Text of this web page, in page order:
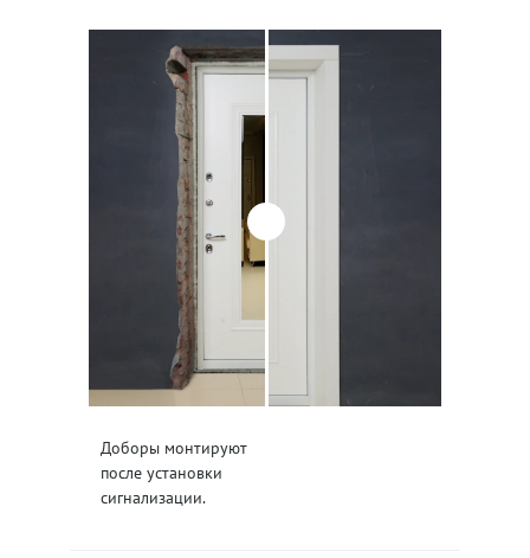
Доборы монтируют
после установки
сигнализации.